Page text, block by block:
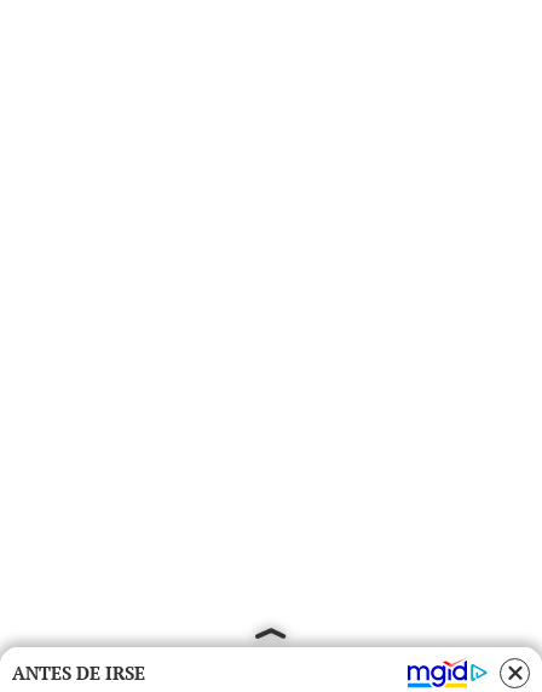
ANTES DE IRSE